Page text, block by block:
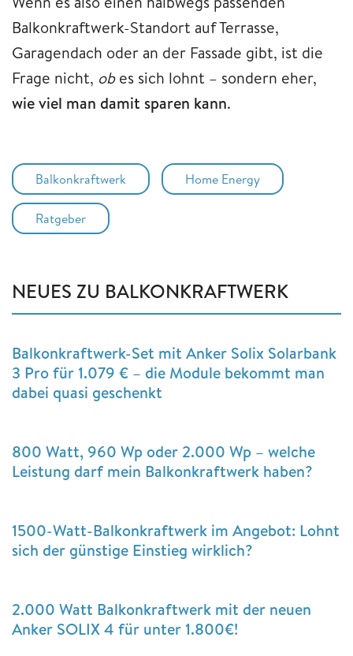
Balkonkraftwerk-Standort auf Terrasse,
Garagendach oder an der Fassade gibt, ist die
Frage nicht, obes sich lohnt – sondern eher,
wie viel man damit sparen kann.
Balkonkraftwerk Home Energy
Ratgeber
NEUES ZU BALKONKRAFTWERK
Balkonkraftwerk-Set mit Anker Solix Solarbank
3 Pro für 1.079 € – die Module bekommt man
dabei quasi geschenkt
800 Watt, 960 Wp oder 2.000 Wp – welche
Leistung darf mein Balkonkraftwerk haben?
1500-Watt-Balkonkraftwerk im Angebot: Lohnt
sich der günstige Einstieg wirklich?
2.000 Watt Balkonkraftwerk mit der neuen
Anker SOLIX 4 für unter 1.800€!